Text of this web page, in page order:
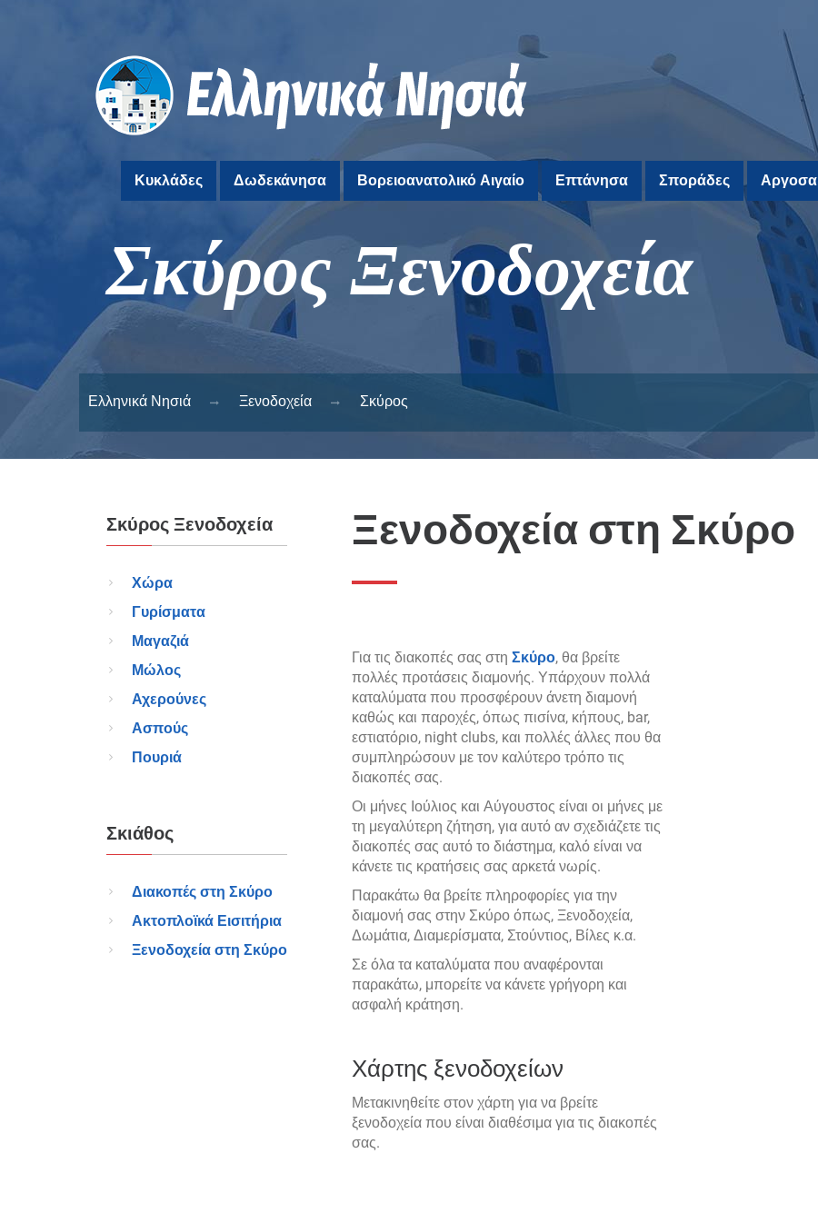
Κυκλάδες Δωδεκάνησα Βορειοανατολικό Αιγαίο Επτάνησα Σποράδες
Σκύρος Ξενοδοχεία
Ελληνικά Νησιά Ξενοδοχεία Σκύρος
Σκύρος Ξενοδοχεία
Χώρα
Γυρίσματα
Μαγαζιά
Μώλος
Αχερούνες
Ασπούς
Πουριά
Σκιάθος
Διακοπές στη Σκύρο
Ακτοπλοϊκά Εισιτήρια
Ξενοδοχεία στη Σκύρο
Ξενοδοχεία στη Σκύρο
Για τις διακοπές σας στη Σκύρο, θα βρείτε
πολλές προτάσεις διαμονής. Υπάρχουν πολλά
καταλύματα που προσφέρουν άνετη διαμονή
καθώς και παροχές, όπως πισίνα, κήπους, bar,
εστιατόριο, night clubs, και πολλές άλλες που θα
συμπληρώσουν με τον καλύτερο τρόπο τις
διακοπές σας.
Οι μήνες Ιούλιος και Αύγουστος είναι οι μήνες με
τη μεγαλύτερη ζήτηση, για αυτό αν σχεδιάζετε τις
διακοπές σας αυτό το διάστημα, καλό είναι να
κάνετε τις κρατήσεις σας αρκετά νωρίς.
Παρακάτω θα βρείτε πληροφορίες για την
διαμονή σας στην Σκύρο όπως, Ξενοδοχεία,
Δωμάτια, Διαμερίσματα, Στούντιος, Βίλες κ.α.
Σε όλα τα καταλύματα που αναφέρονται
παρακάτω, μπορείτε να κάνετε γρήγορη και
ασφαλή κράτηση.
Χάρτης ξενοδοχείων
Μετακινηθείτε στον χάρτη για να βρείτε
ξενοδοχεία που είναι διαθέσιμα για τις διακοπές
σας.